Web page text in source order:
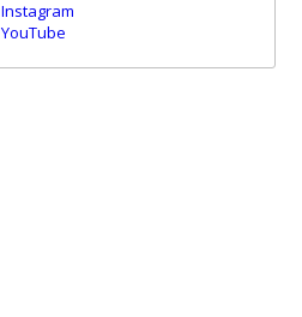
Instagram
YouTube